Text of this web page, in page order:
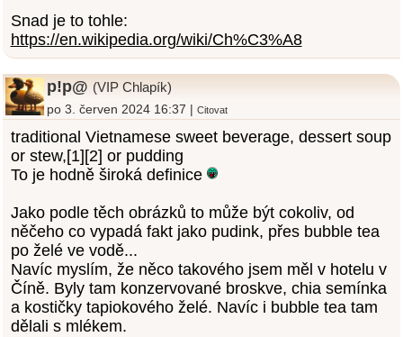
Snad je to tohle:
https://en.wikipedia.org/wiki/Ch%C3%A8
p!p@ (VIP Chlapík)
po 3. červen 2024 16:37 |Citovat
traditional Vietnamese sweet beverage, dessert soup
or stew,[1][2] or pudding
To je hodně široká definice
Jako podle těch obrázků to může být cokoliv, od
něčeho co vypadá fakt jako pudink, přes bubble tea
po želé ve vodě...
Navíc myslím, že něco takového jsem měl v hotelu v
Číně. Byly tam konzervované broskve, chia semínka
a kostičky tapiokového želé. Navíc i bubble tea tam
dělali s mlékem.